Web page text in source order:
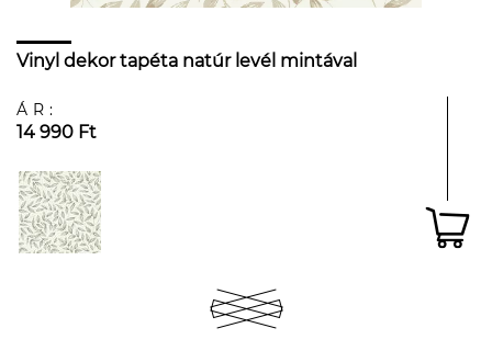
Vinyl dekor tapéta natúr levél mintával
ÁR:
14 990 Ft